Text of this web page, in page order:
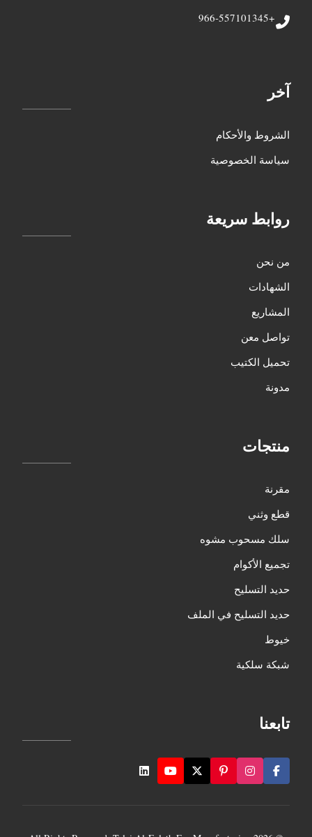
+966-557101345
آخر
الشروط والأحكام
سياسة الخصوصية
روابط سريعة
من نحن
الشهادات
المشاريع
تواصل معن
تحميل الكتيب
مدونة
منتجات
مقرنة
قطع وثني
سلك مسحوب مشوه
تجميع الأكوام
حديد التسليح
حديد التسليح في الملف
خيوط
شبكة سلكية
تابعنا